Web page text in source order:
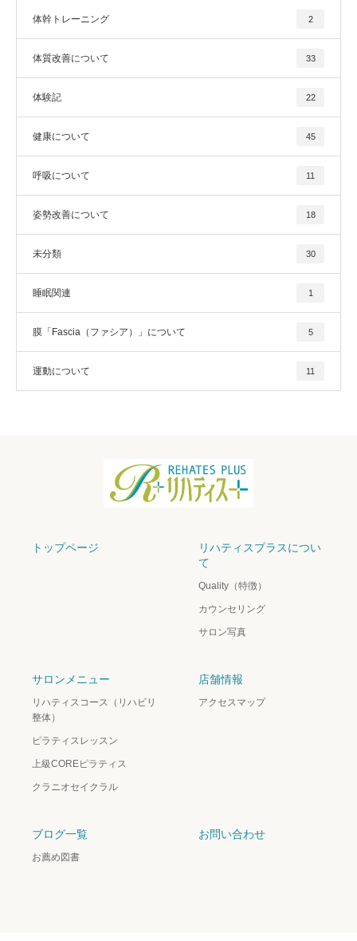
体幹トレーニング 2
体質改善について 33
体験記 22
健康について 45
呼吸について 11
姿勢改善について 18
未分類 30
睡眠関連 1
膜「Fascia（ファシア）」について 5
運動について 11
トップページ
リハティスプラスについ
て
Quality（特徴）
カウンセリング
サロン写真
サロンメニュー
リハティスコース（リハビリ
整体）
ピラティスレッスン
上級COREピラティス
クラニオセイクラル
店舗情報
アクセスマップ
ブログ一覧
お薦め図書
お問い合わせ